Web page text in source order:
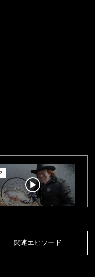
2
関連エピソード